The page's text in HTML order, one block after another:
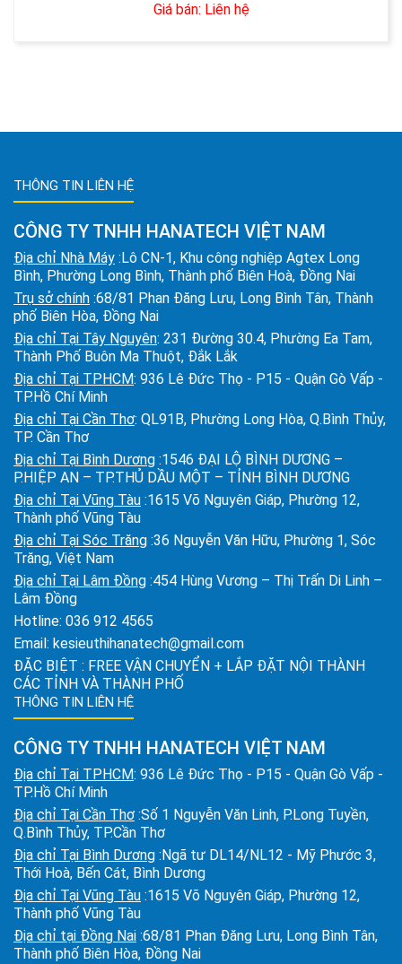
Giá bán: Liên hệ
THÔNG TIN LIÊN HỆ
CÔNG TY TNHH HANATECH VIỆT NAM
Địa chỉ Nhà Máy :Lô CN-1, Khu công nghiệp Agtex Long
Bình, Phường Long Bình, Thành phố Biên Hoà, Đồng Nai
Trụ sở chính :68/81 Phan Đăng Lưu, Long Bình Tân, Thành
phố Biên Hòa, Đồng Nai
Địa chỉ Tại Tây Nguyên: 231 Đường 30.4, Phường Ea Tam,
Thành Phố Buôn Ma Thuột, Đắk Lắk
Địa chỉ Tại TPHCM: 936 Lê Đức Thọ - P15 - Quận Gò Vấp -
TP.Hồ Chí Minh
Địa chỉ Tại Cần Thơ: QL91B, Phường Long Hòa, Q.Bình Thủy,
TP. Cần Thơ
Địa chỉ Tại Bình Dương :1546 ĐẠI LỘ BÌNH DƯƠNG –
P.HIỆP AN – TP.THỦ DẦU MỘT – TỈNH BÌNH DƯƠNG
Địa chỉ Tại Vũng Tàu :1615 Võ Nguyên Giáp, Phường 12,
Thành phố Vũng Tàu
Địa chỉ Tại Sóc Trăng :36 Nguyễn Văn Hữu, Phường 1, Sóc
Trăng, Việt Nam
Địa chỉ Tại Lâm Đồng :454 Hùng Vương – Thị Trấn Di Linh –
Lâm Đồng
Hotline: 036 912 4565
Email: kesieuthihanatech@gmail.com
ĐẶC BIỆT : FREE VẬN CHUYỂN + LẮP ĐẶT NỘI THÀNH
CÁC TỈNH VÀ THÀNH PHỐ
THÔNG TIN LIÊN HỆ
CÔNG TY TNHH HANATECH VIỆT NAM
Địa chỉ Tại TPHCM: 936 Lê Đức Thọ - P15 - Quận Gò Vấp -
TP.Hồ Chí Minh
Địa chỉ Tại Cần Thơ :Số 1 Nguyễn Văn Linh, P.Long Tuyền,
Q.Bình Thủy, TP.Cần Thơ
Địa chỉ Tại Bình Dương :Ngã tư DL14/NL12 - Mỹ Phước 3,
Thới Hoà, Bến Cát, Bình Dương
Địa chỉ Tại Vũng Tàu :1615 Võ Nguyên Giáp, Phường 12,
Thành phố Vũng Tàu
Địa chỉ tại Đồng Nai :68/81 Phan Đăng Lưu, Long Bình Tân,
Thành phố Biên Hòa, Đồng Nai